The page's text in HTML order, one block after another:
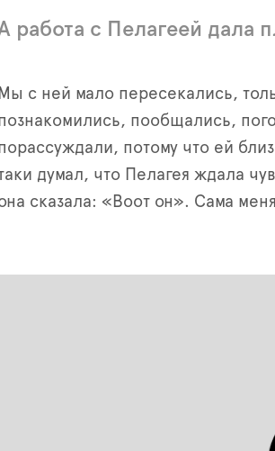
работа с Пелагеей дала
Мы с ней мало пересекались,
пообщались,
потому что ей
думал, что Пелагея ждала
сказала: «Воот он». Сама